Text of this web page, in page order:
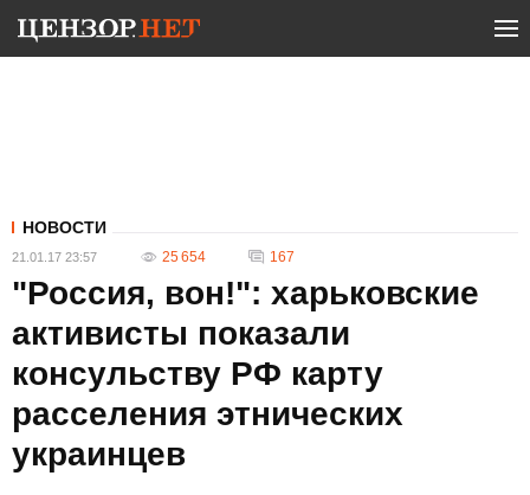
НОВОСТИ
21.01.17 23:57 25 654 167
"Россия, вон!": харьковские
активисты показали
консульству РФ карту
расселения этнических
украинцев